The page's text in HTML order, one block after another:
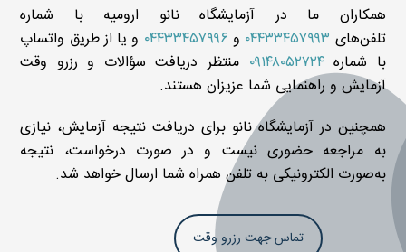
همکاران ما در آزمایشگاه نانو ارومیه با شماره
تلفن‌های ۰۴۴۳۳۴۵۷۹۹۳ و ۰۴۴۳۳۴۵۷۹۹۶ و یا از طریق واتساپ
با شماره۰۹۱۴۸۰۵۲۷۲۴ منتظر دریافت سؤالات و رزرو وقت
آزمایش و راهنمایی شما عزیزان هستند.
همچنین در آزمایشگاه نانو برای دریافت نتیجه آزمایش، نیازی
به مراجعه حضوری نیست و در صورت درخواست، نتیجه
به‌صورت الکترونیکی به تلفن همراه شما ارسال خواهد شد.
تماس جهت رزرو وقت